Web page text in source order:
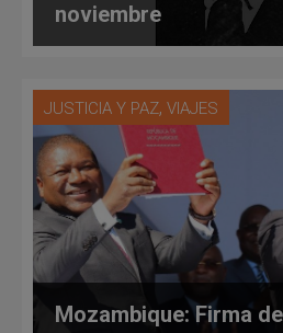
noviembre
JUSTICIA Y PAZ, VIAJES
Mozambique: Firma